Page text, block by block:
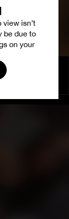
view isn’t
be due to
on your